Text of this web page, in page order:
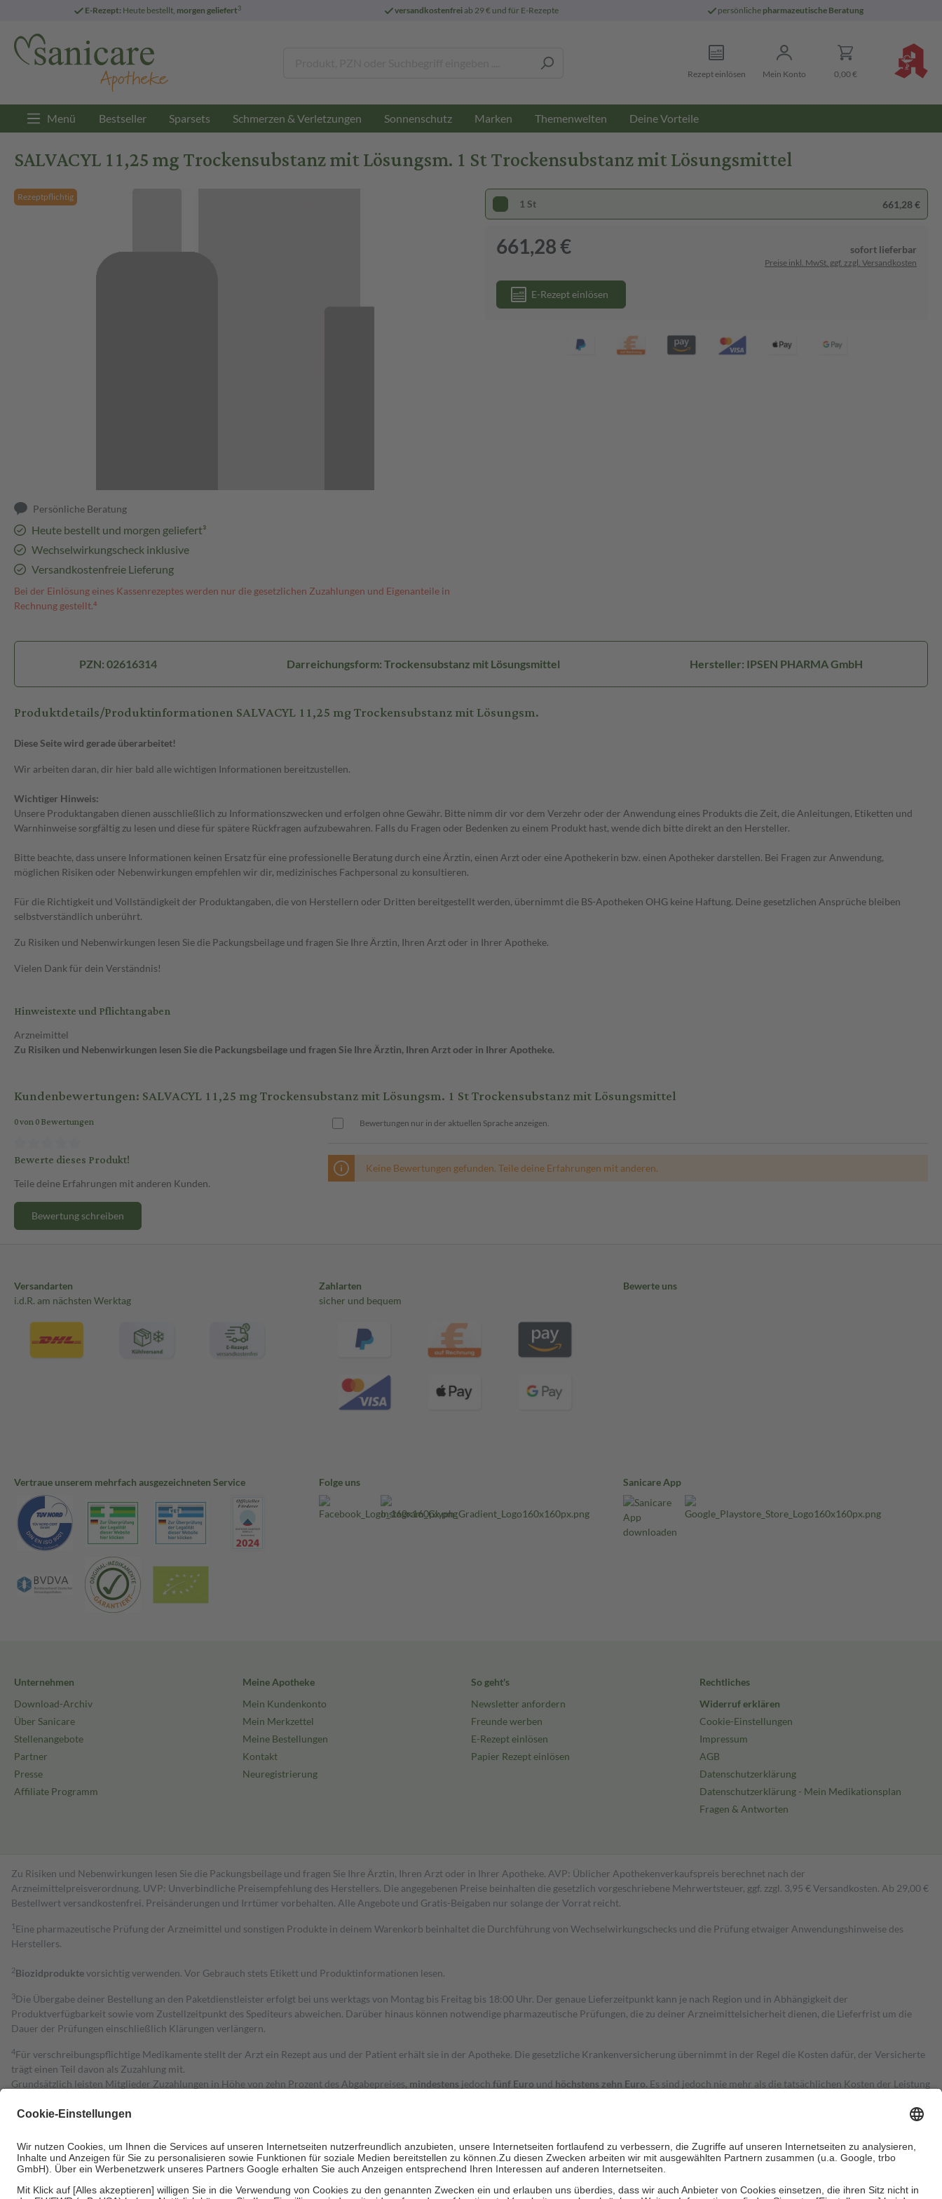
E-Rezept: Heute bestellt, morgen geliefert3 versandkostenfreiab 29 € und für E-Rezepte persönliche pharmazeutische Beratung
Rezept einlösen Mein Konto 0,00 €
Menü Bestseller Sparsets Schmerzen & Verletzungen Sonnenschutz Marken Themenwelten Deine Vorteile
SALVACYL 11,25 mg Trockensubstanz mit Lösungsm. 1 St Trockensubstanz mit Lösungsmittel
Rezeptpflichtig
Persönliche Beratung
Heute bestellt und morgen geliefert³
Wechselwirkungscheck inklusive
Versandkostenfreie Lieferung
Bei der Einlösung eines Kassenrezeptes werden nur die gesetzlichen Zuzahlungen und Eigenanteile in
Rechnung gestellt.⁴
1 St 661,28 €
661,28 € sofort lieferbar
Preise inkl. MwSt. ggf. zzgl. Versandkosten
E-Rezept einlösen
PZN: 02616314 Darreichungsform: Trockensubstanz mit Lösungsmittel Hersteller: IPSEN PHARMA GmbH
Produktdetails/Produktinformationen SALVACYL 11,25 mg Trockensubstanz mit Lösungsm.
Diese Seite wird gerade überarbeitet!
Wir arbeiten daran, dir hier bald alle wichtigen Informationen bereitzustellen.
Wichtiger Hinweis:
Unsere Produktangaben dienen ausschließlich zu Informationszwecken und erfolgen ohne Gewähr. Bitte nimm dir vor dem Verzehr oder der Anwendung eines Produkts die Zeit, die Anleitungen, Etiketten und
Warnhinweise sorgfältig zu lesen und diese für spätere Rückfragen aufzubewahren. Falls du Fragen oder Bedenken zu einem Produkt hast, wende dich bitte direkt an den Hersteller.
Bitte beachte, dass unsere Informationen keinen Ersatz für eine professionelle Beratung durch eine Ärztin, einen Arzt oder eine Apothekerin bzw. einen Apotheker darstellen. Bei Fragen zur Anwendung,
möglichen Risiken oder Nebenwirkungen empfehlen wir dir, medizinisches Fachpersonal zu konsultieren.
Für die Richtigkeit und Vollständigkeit der Produktangaben, die von Herstellern oder Dritten bereitgestellt werden, übernimmt die BS-Apotheken OHG keine Haftung. Deine gesetzlichen Ansprüche bleiben
selbstverständlich unberührt.
Zu Risiken und Nebenwirkungen lesen Sie die Packungsbeilage und fragen Sie Ihre Ärztin, Ihren Arzt oder in Ihrer Apotheke.
Vielen Dank für dein Verständnis!
Hinweistexte und Pflichtangaben
Arzneimittel
Zu Risiken und Nebenwirkungen lesen Sie die Packungsbeilage und fragen Sie Ihre Ärztin, Ihren Arzt oder in Ihrer Apotheke.
Kundenbewertungen: SALVACYL 11,25 mg Trockensubstanz mit Lösungsm. 1 St Trockensubstanz mit Lösungsmittel
0 von 0 Bewertungen
Bewerte dieses Produkt!
Teile deine Erfahrungen mit anderen Kunden.
Bewertung schreiben
Bewertungen nur in der aktuellen Sprache anzeigen.
Keine Bewertungen gefunden. Teile deine Erfahrungen mit anderen.
Versandarten
i.d.R. am nächsten Werktag
Zahlarten
sicher und bequem
Bewerte uns
Vertraue unserem mehrfach ausgezeichneten Service Folge uns Sanicare App
Unternehmen
Download-Archiv
Über Sanicare
Stellenangebote
Partner
Presse
Affiliate Programm
Meine Apotheke
Mein Kundenkonto
Mein Merkzettel
Meine Bestellungen
Kontakt
Neuregistrierung
So geht's
Newsletter anfordern
Freunde werben
E-Rezept einlösen
Papier Rezept einlösen
Rechtliches
Widerruf erklären
Cookie-Einstellungen
Impressum
AGB
Datenschutzerklärung
Datenschutzerklärung - Mein Medikationsplan
Fragen & Antworten
Zu Risiken und Nebenwirkungen lesen Sie die Packungsbeilage und fragen Sie Ihre Ärztin, Ihren Arzt oder in Ihrer Apotheke. AVP: Üblicher Apothekenverkaufspreis berechnet nach der
Arzneimittelpreisverordnung. UVP: Unverbindliche Preisempfehlung des Herstellers. Die angegebenen Preise beinhalten die gesetzlich vorgeschriebene Mehrwertsteuer, ggf. zzgl. 3,95 € Versandkosten. Ab 29,00 €
Bestell­wert versand­kosten­frei. Preisänderungen und Irrtümer vorbehalten. Alle Angebote und Gratis-Beigaben nur solange der Vorrat reicht.
1 Eine pharmazeutische Prüfung der Arzneimittel und sonstigen Produkte in deinem Warenkorb beinhaltet die Durchführung von Wechselwirkungschecks und die Prüfung etwaiger Anwendungshinweise des
Herstellers.
2Biozidproduktevorsichtig verwenden. Vor Gebrauch stets Etikett und Produktinformationen lesen.
3Die Übergabe deiner Bestellung an den Paketdienstleister erfolgt bei uns werktags von Montag bis Freitag bis 18:00 Uhr. Der genaue Lieferzeitpunkt kann je nach Region und in Abhängigkeit der
Produktverfügbarkeit sowie vom Zustellzeitpunkt des Spediteurs abweichen. Darüber hinaus können notwendige pharmazeutische Prüfungen, die zu deiner Arzneimittelsicherheit dienen, die Lieferfrist um die
Dauer der Prüfungen einschließlich Klärungen verlängern.
4Für verschreibungspflichtige Medikamente stellt der Arzt ein Rezept aus und der Patient erhält sie in der Apotheke. Die gesetzliche Krankenversicherung übernimmt in der Regel die Kosten dafür, der Versicherte
trägt einen Teil davon als Zuzahlung mit.
Grundsätzlich leisten Mitglieder Zuzahlungen in Höhe von zehn Prozent des Abgabepreises, mindestens jedoch fünf Euro und höchstens zehn Euro. Es sind jedoch nie mehr als die tatsächlichen Kosten der Leistung
Diese Regeln gelten grundsätzlich auch für Online-Apotheken.
Um das Engagement der Versicherten für ihre eigene Gesundheit zu stärken und die besondere Stellung der Familie zu unterstützen, fallenkeine Zuzahlungen an bei:
• Kindern und Jugendlichen bis zum vollendeten 18. Lebensjahr mit Ausnahme der Fahrkosten
• Untersuchungen zur Vorsorge und Früherkennung, die von der GKV getragen werden
• empfohlenen Schutzimpfungen